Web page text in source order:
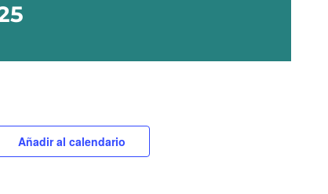
Añadir al calendario